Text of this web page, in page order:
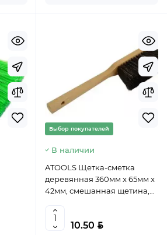
Выбор покупателей
В наличии
ATOOLS Щетка-сметка
деревянная 360мм х 65мм х
42мм, смешанная щетина,
10.50 BYN